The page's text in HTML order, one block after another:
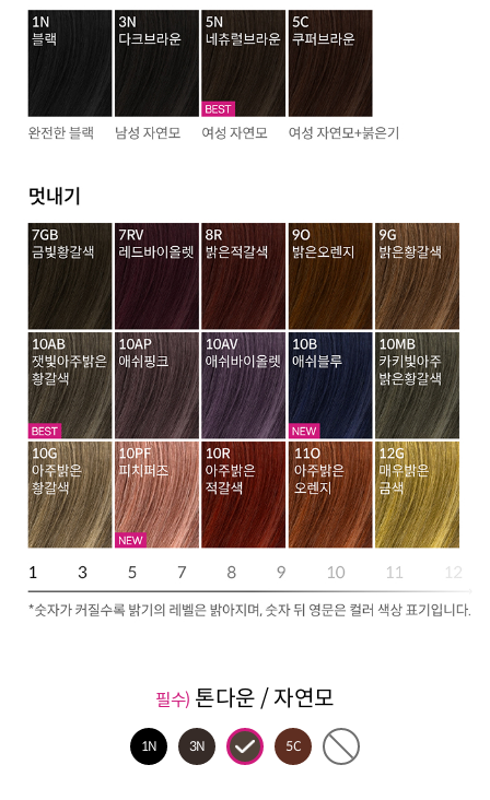
필수) 톤다운 / 자연모
1N 3N 5C